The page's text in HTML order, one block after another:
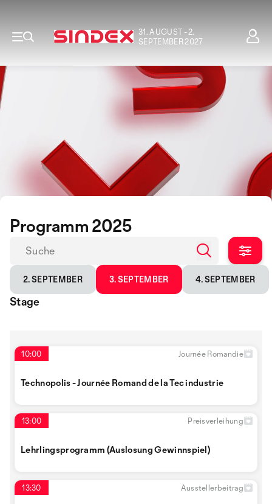
31. AUGUST - 2.
SEPTEMBER 2027
Programm 2025
2. SEPTEMBER 3. SEPTEMBER 4. SEPTEMBER
Stage
10:00 Journée Romandie
Technopolis - Journée Romand de la Tec industrie
13:00 Preisverleihung
Lehrlingsprogramm (Auslosung Gewinnspiel)
13:30 Ausstellerbeitrag